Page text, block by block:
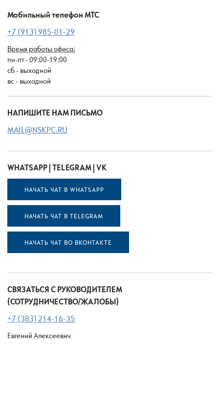
Мобильный телефон МТС
+7 (913) 985-01-29
Время работы офиса:
пн-пт - 09:00-19:00
сб - выходной
вс - выходной
НАПИШИТЕ НАМ ПИСЬМО
MAIL@NSKPC.RU
WHATSAPP | TELEGRAM | VK
НАЧАТЬ ЧАТ В WHATSAPP
НАЧАТЬ ЧАТ В TELEGRAM
НАЧАТЬ ЧАТ ВО ВКОНТАКТЕ
СВЯЗАТЬСЯ С РУКОВОДИТЕЛЕМ
(СОТРУДНИЧЕСТВО/ЖАЛОБЫ)
+7 (383) 214-16-35
Евгений Алексеевич